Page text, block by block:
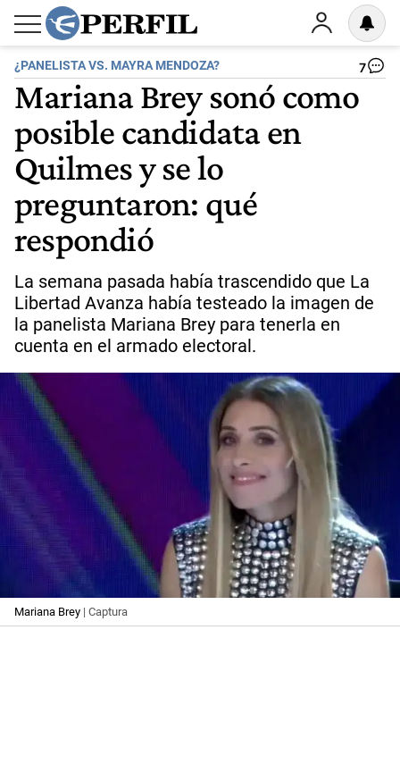
¿PANELISTA VS. MAYRA MENDOZA? 7
Mariana Brey sonó como
posible candidata en
Quilmes y se lo
preguntaron: qué
respondió
La semana pasada había trascendido que La
Libertad Avanza había testeado la imagen de
la panelista Mariana Brey para tenerla en
cuenta en el armado electoral.
Mariana Brey | Captura